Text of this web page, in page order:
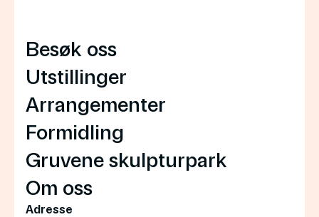
Besøk oss
Utstillinger
Arrangementer
Formidling
Gruvene skulpturpark
Om oss
Adresse